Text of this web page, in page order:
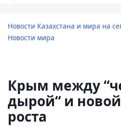
Новости Казахстана и мира на
Новости мира
Крым между
дырой“ и
роста